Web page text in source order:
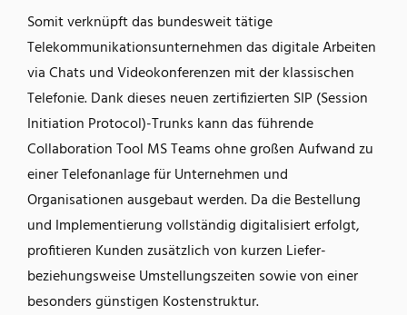
Somit verknüpft das bundesweit tätige
Telekommunikationsunternehmen das digitale Arbeiten
via Chats und Videokonferenzen mit der klassischen
Telefonie. Dank dieses neuen zertifizierten SIP (Session
Initiation Protocol)-Trunks kann das führende
Collaboration Tool MS Teams ohne großen Aufwand zu
einer Telefonanlage für Unternehmen und
Organisationen ausgebaut werden. Da die Bestellung
und Implementierung vollständig digitalisiert erfolgt,
profitieren Kunden zusätzlich von kurzen Liefer-
beziehungsweise Umstellungszeiten sowie von einer
besonders günstigen Kostenstruktur.